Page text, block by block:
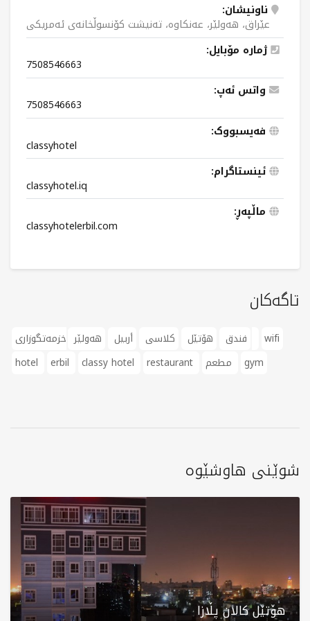
ناونیشان:
عێراق، هەولێر، عەنکاوە، تەنیشت کۆنسوڵخانەی ئەمریکی
ژمارە مۆبایل:
7508546663
واتس ئەپ:
7508546663
فەیسبووک:
classyhotel
ئینستاگرام:
classyhotel.iq
ماڵپەڕ:
classyhotelerbil.com
تاگەکان
فندق هۆتێل کلاسی أربيل هەولێر
wifi
hotel
erbil classy hotel restaurant gym
شوێنی هاوشێوە
هۆتێل کالان پڵازا